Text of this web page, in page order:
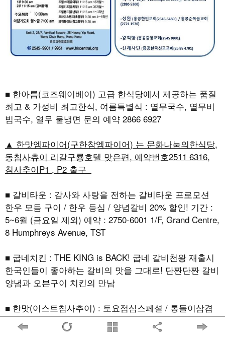
■ 한아름(코즈웨이베이) 고급 한식당에서 제공하는 품질
최고 & 가성비 최고한식, 여름특별식 : 열무국수, 열무비
빔국수, 열무 물냉면 문의 예약 2866 6927
▲ 한맛엠파이어(구한참엠파이어) 는 문화나눔의한식당,
동침사츄이 리갈구룡호텔 맞은편, 예약번호2511 6316,
침사추이P1 , P2 출구
■ 갈비타운 : 감사와 사랑을 전하는 갈비타운 프로모션
한우 모듬 구이 / 한우 등심 / 양념갈비 20% 할인! 기간 :
5~6월 (금요일 제외) 예약 : 2750-6001 1/F, Grand Centre,
8 Humphreys Avenue, TST
■ 굽네치킨 : THE KING is BACK! 굽네 갈비천왕 재출시
한국인들이 좋아하는 갈비의 맛을 그대로! 단짠단짠 갈비
양념과 오븐구이 치킨의 만남
■ 한맛(이스트침사추이) : 토요점심스페셜 / 통돌이삼겹
살 2511 6316